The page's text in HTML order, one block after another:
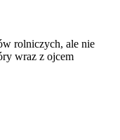
rolniczych, ale nie
wraz z ojcem